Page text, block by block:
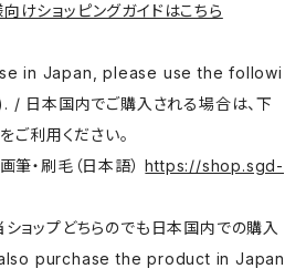
けショッピングガイドはこちら
in Japan, please use the followi
日本国内でご購入される場合は、下
ご利用ください。
筆・刷毛（日本語）https://shop.sgd-
ショップどちらのでも日本国内での購入
also purchase the product in Japan